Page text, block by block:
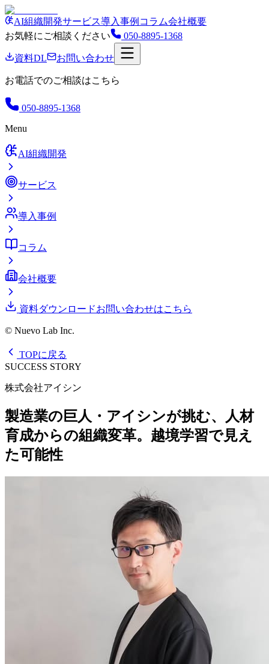
AI組織開発サービス導入事例 コラム会社概要
お気軽にご相談ください
050-8895-1368
資料DL お問い合わせ
お電話でのご相談はこちら
050-8895-1368
Menu
AI組織開発
サービス
導入事例
コラム
会社概要
資料ダウンロードお問い合わせはこちら
© Nuevo Lab Inc.
TOPに戻る
SUCCESS STORY
株式会社アイシン
製造業の巨人・アイシンが挑む、人材
育成からの組織変革。越境学習で見え
た可能性